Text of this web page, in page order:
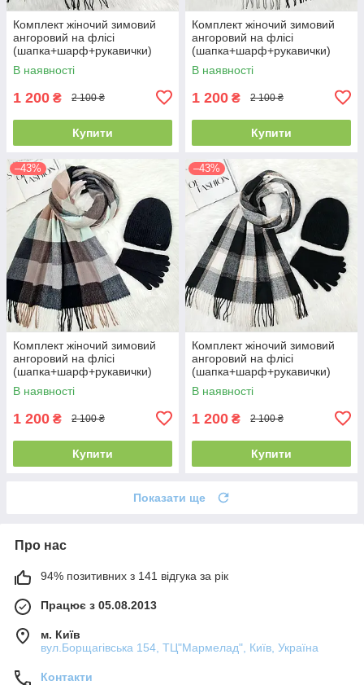
Комплект жіночий зимовий
ангоровий на флісі
(шапка+шарф+рукавички)
ODYSSEY 55-58 см
різнокольоровий 12815 - 1119
В наявності
1 200 ₴ 2 100 ₴
Купити
Комплект жіночий зимовий
ангоровий на флісі
(шапка+шарф+рукавички)
ODYSSEY 55-58 см
різнокольоровий 12815 -
В наявності
1 200 ₴ 2 100 ₴
Купити
–43%
Комплект жіночий зимовий
ангоровий на флісі
(шапка+шарф+рукавички)
ODYSSEY 55-58 см
різнокольоровий 12815 -
В наявності
1 200 ₴ 2 100 ₴
Купити
–43%
Комплект жіночий зимовий
ангоровий на флісі
(шапка+шарф+рукавички)
ODYSSEY 55-58 см чорний
12815 - 8064 - 4185
В наявності
1 200 ₴ 2 100 ₴
Купити
Показати ще
Про нас
94% позитивних з 141 відгука за рік
Працює з 05.08.2013
м. Київ
вул.Борщагівська 154, ТЦ"Мармелад", Київ, Україна
Контакти